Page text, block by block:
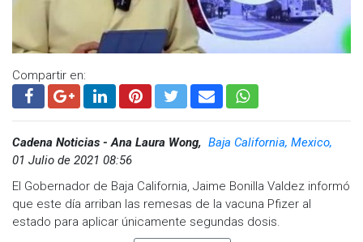
personas que se vacunaron del 24 de mayo al 1 de junio
podrán acudir por la segunda dosis.
Piden acudir con su hoja comprobante de primera dosis.
Compartir en:
Cadena Noticias - Ana Laura Wong, Baja California, Mexico,
01 Julio de 2021 08:56
El Gobernador de Baja California, Jaime Bonilla Valdez informó
que este día arriban las remesas de la vacuna Pfizer al
estado para aplicar únicamente segundas dosis.